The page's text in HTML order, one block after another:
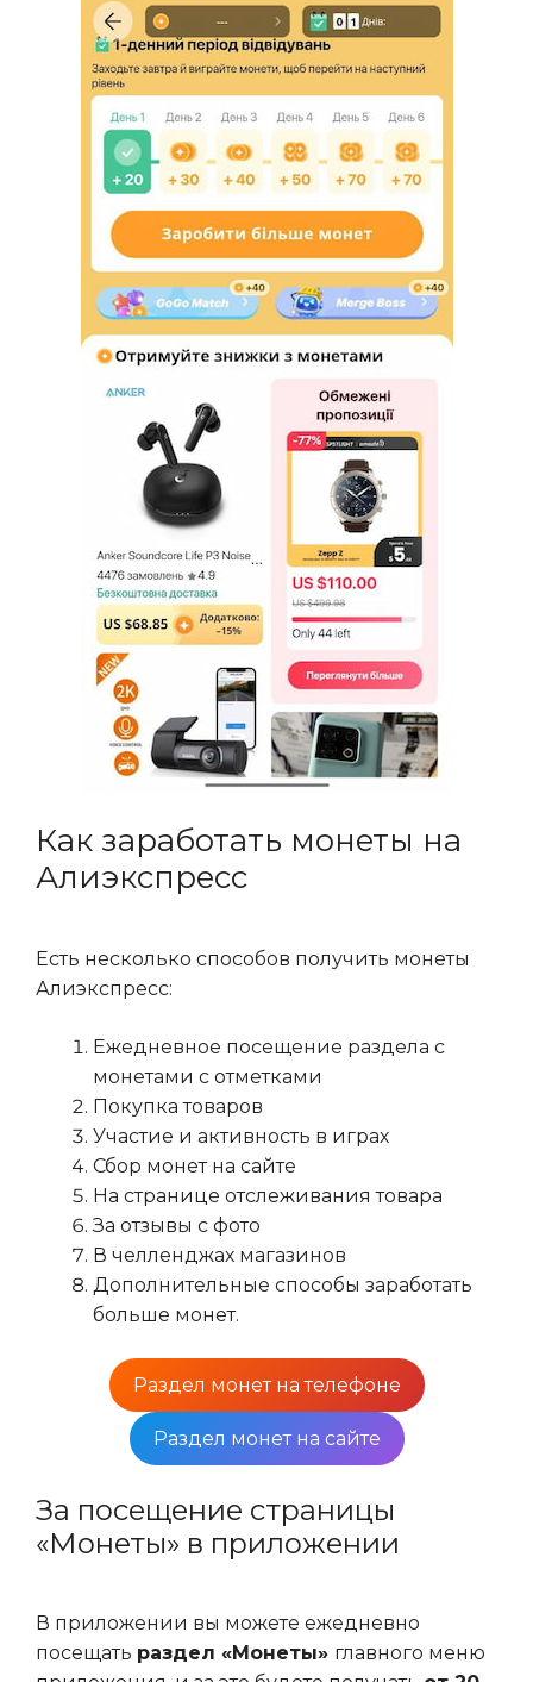
Как заработать монеты на
Алиэкспресс
Есть несколько способов получить монеты
Алиэкспресс:
Ежедневное посещение раздела с
монетами с отметками
Покупка товаров
Участие и активность в играх
Сбор монет на сайте
На странице отслеживания товара
За отзывы с фото
В челленджах магазинов
Дополнительные способы заработать
больше монет.
Раздел монет на телефоне
Раздел монет на сайте
За посещение страницы
«Монеты» в приложении
В приложении вы можете ежедневно
посещать раздел «Монеты» главного меню